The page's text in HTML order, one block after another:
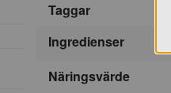
Taggar
Ingredienser
Näringsvärde